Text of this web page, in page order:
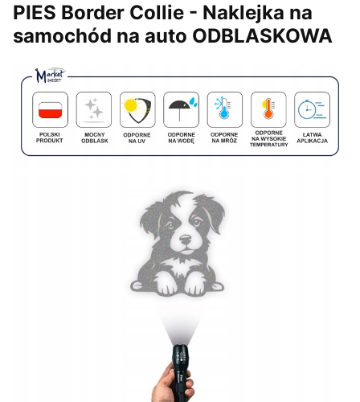
PIES Border Collie - Naklejka na
samochód na auto ODBLASKOWA